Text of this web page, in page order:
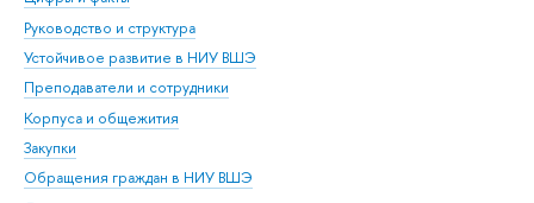
Руководство и структура
Устойчивое развитие в НИУ ВШЭ
Преподаватели и сотрудники
Корпуса и общежития
Закупки
Обращения граждан в НИУ ВШЭ